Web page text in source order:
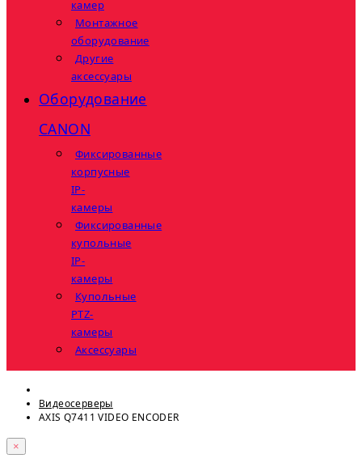
камер
Монтажное
оборудование
Другие
аксессуары
Оборудование
CANON
Фиксированные
корпусные
IP-
камеры
Фиксированные
купольные
IP-
камеры
Купольные
PTZ-
камеры
Аксессуары
Видеосерверы
AXIS Q7411 VIDEO ENCODER
×